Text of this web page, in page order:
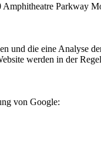
Amphitheatre Parkway
und die eine Analyse
werden in der
von Google: